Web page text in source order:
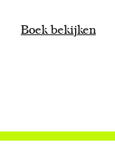
schakelen.
Boek bekijken